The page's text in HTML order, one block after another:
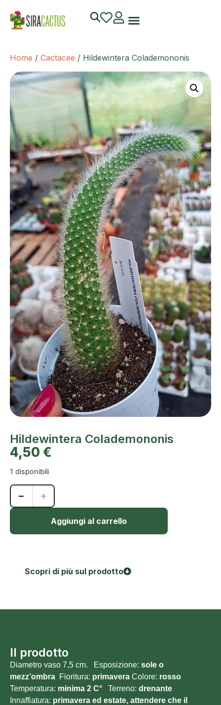
Home / Cactacee / Hildewintera Colademononis
Hildewintera Colademononis
4,50 €
1 disponibili
− +
Aggiungi al carrello
Scopri di più sul prodotto
Il prodotto
Diametro vaso 7,5 cm. Esposizione: sole o
mezz’ombra Fioritura: primavera Colore: rosso
Temperatura: minima 2 C° Terreno: drenante
Innaffiatura: primavera ed estate, attendere che il